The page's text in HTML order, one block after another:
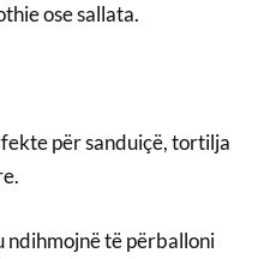
ose sallata.
për sanduiçë, tortilja
ndihmojnë të përballoni